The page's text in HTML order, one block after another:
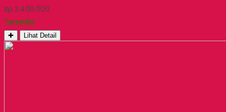
Rp 3.400.000
Tersedia
✚ Lihat Detail